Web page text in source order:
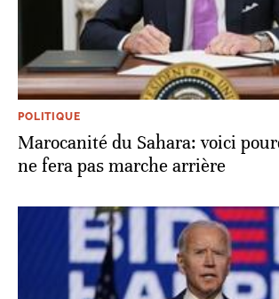
POLITIQUE
Marocanité du Sahara: voici
ne fera pas marche arrière